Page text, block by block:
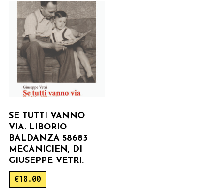
SE TUTTI VANNO
VIA. LIBORIO
BALDANZA 58683
MECANICIEN, DI
GIUSEPPE VETRI.
€18.00